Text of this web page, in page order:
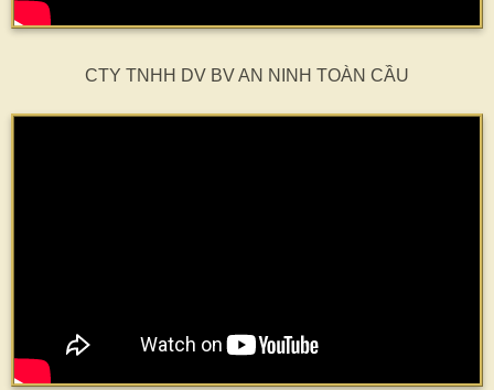
CTY TNHH DV BV AN NINH TOÀN CẦU